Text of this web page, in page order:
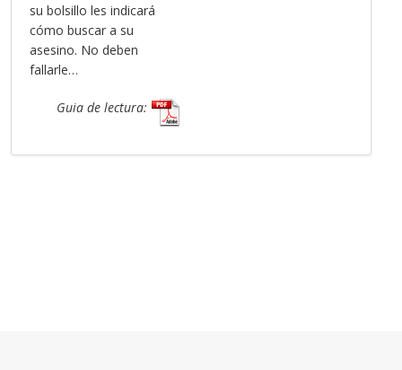
su bolsillo les indicará
cómo buscar a su
asesino. No deben
fallarle…
Guia de lectura: